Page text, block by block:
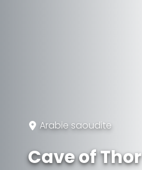
Arabie saoudite
Cave of Thor